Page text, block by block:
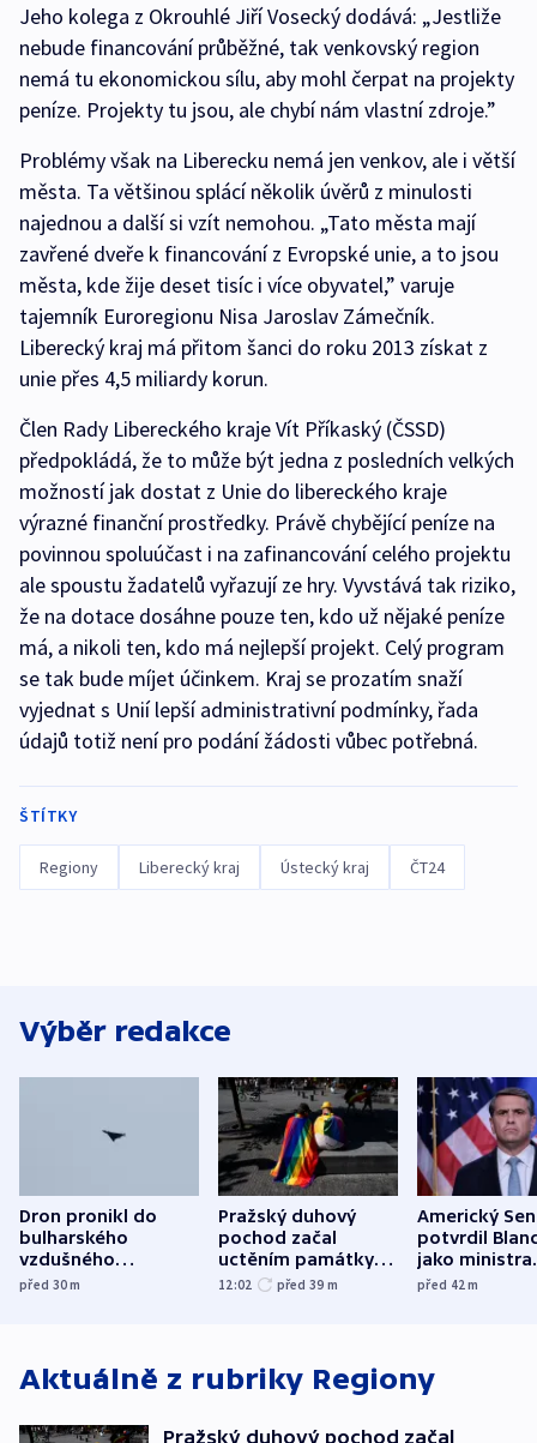
Jeho kolega z Okrouhlé Jiří Vosecký dodává: „Jestliže
nebude financování průběžné, tak venkovský region
nemá tu ekonomickou sílu, aby mohl čerpat na projekty
peníze. Projekty tu jsou, ale chybí nám vlastní zdroje.”
Problémy však na Liberecku nemá jen venkov, ale i větší
města. Ta většinou splácí několik úvěrů z minulosti
najednou a další si vzít nemohou. „Tato města mají
zavřené dveře k financování z Evropské unie, a to jsou
města, kde žije deset tisíc i více obyvatel,” varuje
tajemník Euroregionu Nisa Jaroslav Zámečník.
Liberecký kraj má přitom šanci do roku 2013 získat z
unie přes 4,5 miliardy korun.
Člen Rady Libereckého kraje Vít Příkaský (ČSSD)
předpokládá, že to může být jedna z posledních velkých
možností jak dostat z Unie do libereckého kraje
výrazné finanční prostředky. Právě chybějící peníze na
povinnou spoluúčast i na zafinancování celého projektu
ale spoustu žadatelů vyřazují ze hry. Vyvstává tak riziko,
že na dotace dosáhne pouze ten, kdo už nějaké peníze
má, a nikoli ten, kdo má nejlepší projekt. Celý program
se tak bude míjet účinkem. Kraj se prozatím snaží
vyjednat s Unií lepší administrativní podmínky, řada
údajů totiž není pro podání žádosti vůbec potřebná.
ŠTÍTKY
Regiony Liberecký kraj Ústecký kraj ČT24
Výběr redakce
Dron pronikl do
bulharského
vzdušného
prostoru,
před 30m
Pražský duhový
pochod začal
uctěním památky
obětí berlínského
12:02 před 39 m
Americký
potvrdil
jako ministra
před 42m
Aktuálně z rubriky Regiony
Pražský duhový pochod začal